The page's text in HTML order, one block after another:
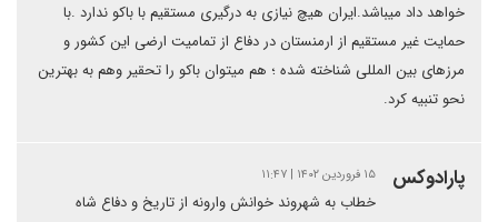
خواهد داد میباشد.ایران هیچ نیازی به درگیری مستقیم با باکو ندارد .با
حمایت غیر مستقیم از ارمنستان در دفاع از تمامیت ارضی این کشور و
مرزهای بین المللی شناخته شده ؛ هم میتوان باکو را تحقیر وهم به بهترین
نحو تنبیه کرد.
پارادوکس ۱۵ فروردین ۱۴۰۲ | ۱۱:۴۷
خطاب به شهروند خوانش وارونه از تاریخ و دفاع شاه